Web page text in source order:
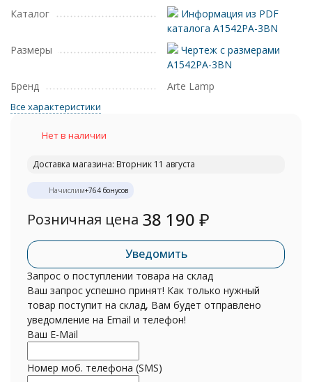
Каталог
Информация из PDF
каталога A1542PA-3BN
Размеры
Чертеж с размерами
A1542PA-3BN
Бренд
Arte Lamp
Все характеристики
Нет в наличии
Доставка магазина: Вторник 11 августа
Начислим+764 бонусов
Розничная цена 38 190 ₽
Уведомить
Запрос о поступлении товара на склад
Ваш запрос успешно принят! Как только нужный
товар поступит на склад, Вам будет отправлено
уведомление на Email и телефон!
Ваш E-Mail
Номер моб. телефона (SMS)